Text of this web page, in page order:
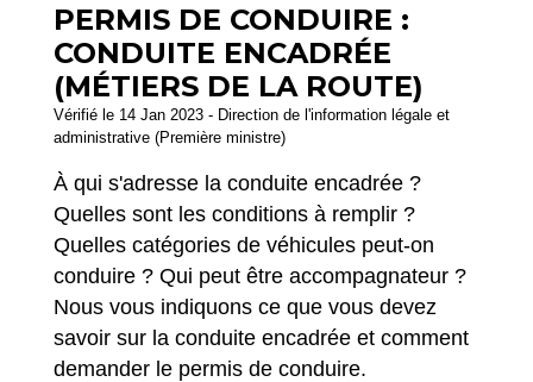
PERMIS DE CONDUIRE :
CONDUITE ENCADRÉE
(MÉTIERS DE LA ROUTE)
Vérifié le 14 Jan 2023 - Direction de l'information légale et
administrative (Première ministre)
À qui s'adresse la conduite encadrée ?
Quelles sont les conditions à remplir ?
Quelles catégories de véhicules peut-on
conduire ? Qui peut être accompagnateur ?
Nous vous indiquons ce que vous devez
savoir sur la conduite encadrée et comment
demander le permis de conduire.